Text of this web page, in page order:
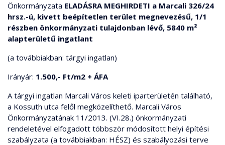
Önkormányzata ELADÁSRA MEGHIRDETI a Marcali 326/24
hrsz.-ú, kivett beépítetlen terület megnevezésű, 1/1
részben önkormányzati tulajdonban lévő, 5840 m²
alapterületű ingatlant
(a továbbiakban: tárgyi ingatlan)
Irányár: 1.500,- Ft/m2 + ÁFA
A tárgyi ingatlan Marcali Város keleti iparterületén található,
a Kossuth utca felől megközelíthető. Marcali Város
Önkormányzatának 11/2013. (VI.28.) önkormányzati
rendeletével elfogadott többször módosított helyi építési
szabályzata (a továbbiakban: HÉSZ) és szabályozási terve